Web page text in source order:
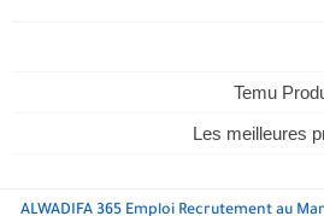
Temu
Les meilleures
ALWADIFA 365 Emploi Recrutement au